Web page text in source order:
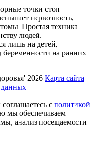
точки стоп
нервозность,
Простая техника
людей.
лишь на детей,
на ранних
2026 Карта сайта
данных
с политикой
мы обеспечиваем
анализ посещаемости